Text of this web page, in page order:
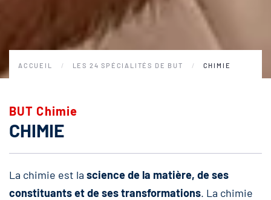
ACCUEIL LES 24 SPÉCIALITÉS DE BUT CHIMIE
BUT Chimie
CHIMIE
La chimie est la science de la matière, de ses
constituants et de ses transformations. La chimie